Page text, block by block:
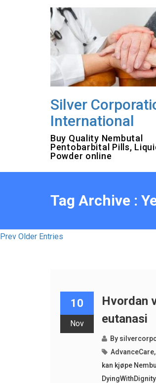
Silver
International
Buy Quality Nembutal
Pentobarbital Pills,
Powder online
Tag Archive :
Prev Older Entries
10
Nov
Hvordan
eutanasi
By
AdvanceCare
kan kjøpe